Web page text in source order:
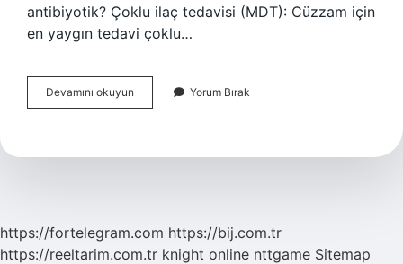
antibiyotik? Çoklu ilaç tedavisi (MDT): Cüzzam için
en yaygın tedavi çoklu…
Devamını okuyun Cüzzam
Hastalığının
Yorum Bırak
https://fortelegram.com https://bij.com.tr
https://reeltarim.com.tr knight online nttgame Sitemap